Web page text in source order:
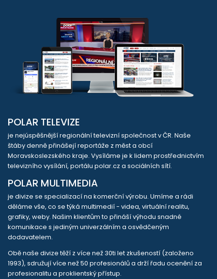
POLAR TELEVIZE
je nejúspěšnější regionální televizní společnost v ČR. Naše
štáby denně přinášejí reportáže z měst a obcí
Moravskoslezského kraje. Vysíláme je k lidem prostřednictvím
televizního vysílání, portálu polar.cz a sociálních sítí.
POLAR MULTIMEDIA
je divize se specializací na komerční výrobu. Umíme a rádi
děláme vše, co se týká multimedií - videa, virtuální realitu,
grafiky, weby. Našim klientům to přináší výhodu snadné
komunikace s jediným univerzálním a osvědčeným
dodavatelem.
Obě naše divize těží z více než 30ti let zkušeností (založeno
1993), sdružují více než 50 profesionálů a drží řadu ocenění za
profesionalitu a proklientský přístup.